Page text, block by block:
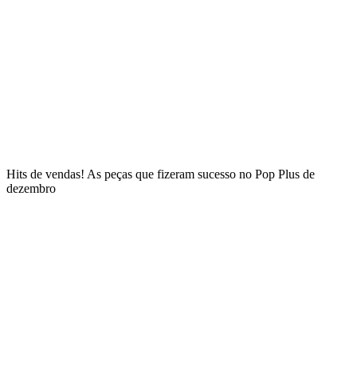
Hits de vendas! As peças que fizeram sucesso no Pop Plus de
dezembro